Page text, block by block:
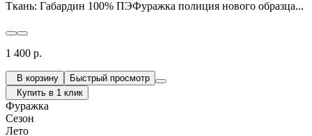
Ткань: Габардин 100% ПЭФуражка полиция нового образца...
1 400 р.
В корзину
Быстрый просмотр
Купить в 1 клик
Фуражка
Сезон
Лето